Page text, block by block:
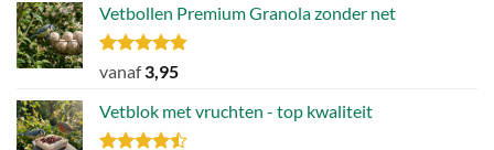
was:
106,49.
is:
Vetbollen Premium Granola zonder net
Gewaardeerd
uit 5
vanaf3,95
Vetblok met vruchten - top kwaliteit